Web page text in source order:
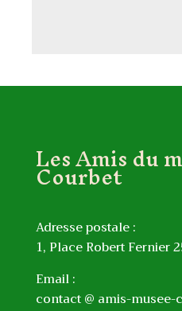
Les Amis du
Courbet
Adresse postale :
1, Place Robert Fernier
Email :
contact @ amis-